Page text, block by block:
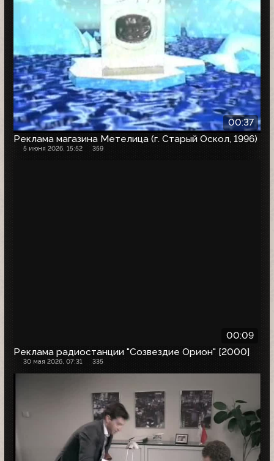
00:37
Реклама магазина Метелица (г. Старый Оскол, 1996)
5 июня 2026, 15:52 359
00:09
Реклама радиостанции "Созвездие Орион" [2000]
30 мая 2026, 07:31 335